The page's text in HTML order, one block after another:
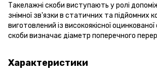
Такелажні скоби виступають у ролі
знімної зв'язки в статичних та підйомних
виготовлений із високоякісної оцинкованої
скоби визначає діаметр поперечного
Характеристики